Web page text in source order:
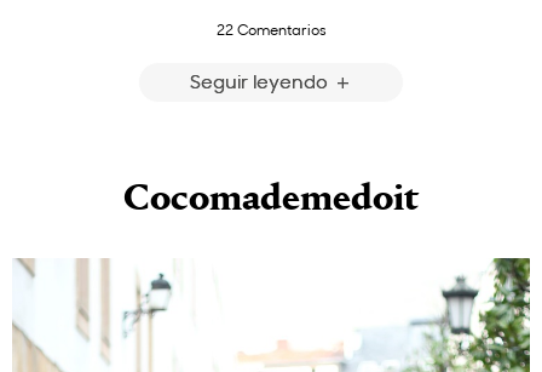
22 Comentarios
Seguir leyendo
Cocomademedoit